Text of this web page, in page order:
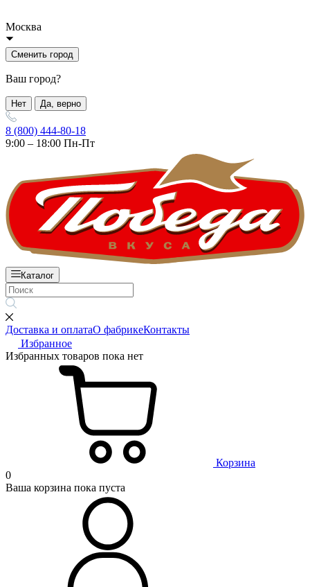
Москва
Сменить город
Ваш город?
Нет Да, верно
8 (800) 444-80-18
9:00 – 18:00 Пн-Пт
Каталог
Доставка и оплатаО фабрикеКонтакты
Избранное
Избранных товаров пока нет
Корзина
0
Ваша корзина пока пуста